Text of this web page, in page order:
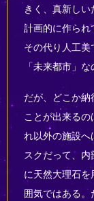
きく、真新し
計画的に作られ
その代り人工
「未来都市」
だが、どこか
ことが出来る
れ以外の施設へ
スクだって、
に天然大理石
囲気ではある